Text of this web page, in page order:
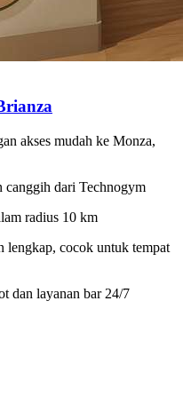
akses mudah ke Monza,
canggih dari Technogym
radius 10 km
lengkap, cocok untuk tempat
dan layanan bar 24/7